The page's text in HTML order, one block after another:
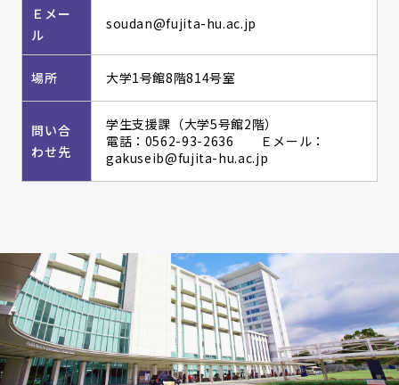
Ｅメー
ル
soudan@fujita-hu.ac.jp
場所 大学1号館8階814号室
問い合
わせ先
学生支援課（大学5号館2階）
電話：0562-93-2636 Ｅメール：
gakuseib@fujita-hu.ac.jp